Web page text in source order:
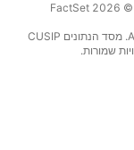
בחר נתוני ייחוס המסופקים על ידי FactSet. זכויות יוצרים © 2026 ‏FactSet
זכויות יוצרים © 2026, ‏American Bankers Association. מסד הנתונים CUSIP